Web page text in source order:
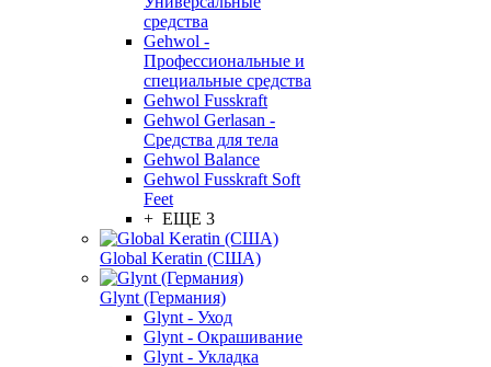
средства
Gehwol -
Профессиональные и
специальные средства
Gehwol Fusskraft
Gehwol Gerlasan -
Средства для тела
Gehwol Balance
Gehwol Fusskraft Soft
Feet
+ ЕЩЕ 3
Global Keratin (США)
Glynt (Германия)
Glynt - Уход
Glynt - Окрашивание
Glynt - Укладка